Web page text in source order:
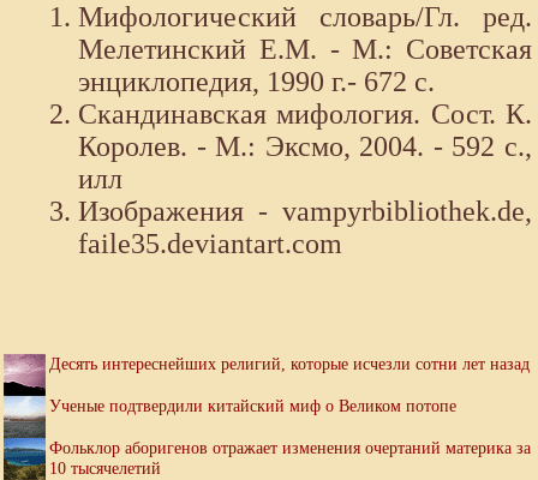
Мифологический словарь/Гл. ред.
Мелетинский Е.М. - М.: Советская
энциклопедия, 1990 г.- 672 с.
Скандинавская мифология. Сост. К.
Королев. - М.: Эксмо, 2004. - 592 с.,
илл
Изображения - vampyrbibliothek.de,
faile35.deviantart.com
Десять интереснейших религий, которые исчезли сотни лет назад
Ученые подтвердили китайский миф о Великом потопе
Фольклор аборигенов отражает изменения очертаний материка за
10 тысячелетий